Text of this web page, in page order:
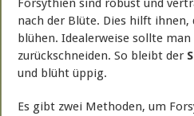
Forsythien sind robust und
nach der Blüte. Dies hilft ihnen,
blühen. Idealerweise sollte
zurückschneiden. So bleibt der
und blüht üppig.
Es gibt zwei Methoden, um